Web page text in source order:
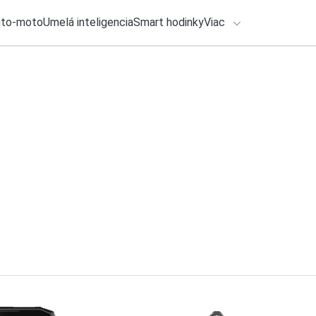
motoUmelá inteligenciaSmart hodinkyViac